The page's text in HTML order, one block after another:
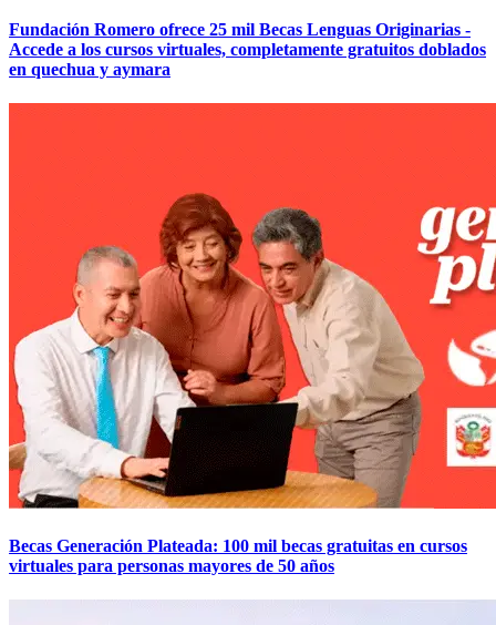
Fundación Romero ofrece 25 mil Becas Lenguas Originarias -
Accede a los cursos virtuales, completamente gratuitos doblados
en quechua y aymara
Becas Generación Plateada: 100 mil becas gratuitas en cursos
virtuales para personas mayores de 50 años